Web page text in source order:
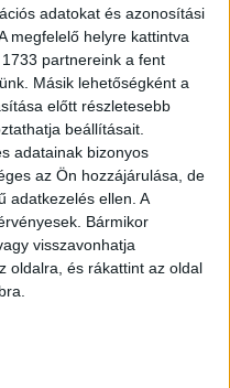
adatokat és azonosítási
megfelelő helyre kattintva
partnereink a fent
Másik lehetőségként a
előtt részletesebb
beállításait.
adatainak bizonyos
az Ön hozzájárulása, de
adatkezelés ellen. A
Bármikor
visszavonhatja
oldalra, és rákattint az oldal
átlagosan 11–12
több részletben kivéve
is szembe kellett